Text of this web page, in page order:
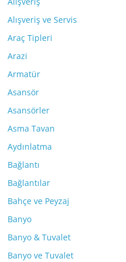
Alışveriş ve Servis
Araç Tipleri
Arazi
Armatür
Asansör
Asansörler
Asma Tavan
Aydınlatma
Bağlantı
Bağlantılar
Bahçe ve Peyzaj
Banyo
Banyo & Tuvalet
Banyo ve Tuvalet